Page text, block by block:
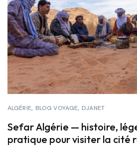
ALGÉRIE BLOG VOYAGE DJANET
Sefar Algérie — histoire,
pratique pour visiter la cité